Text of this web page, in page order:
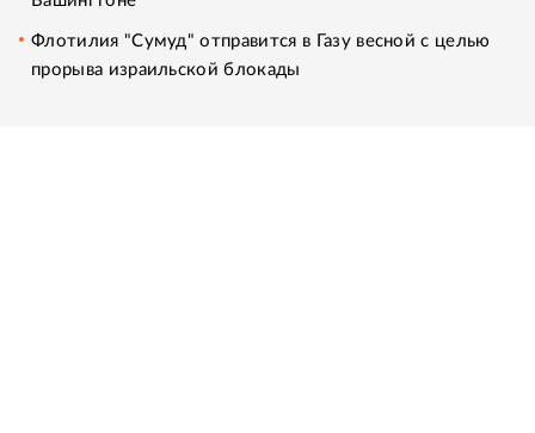
Флотилия "Сумуд" отправится в Газу весной с целью
прорыва израильской блокады